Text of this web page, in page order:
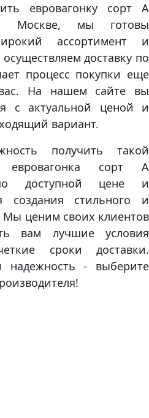
евровагонку сорт А
Москве, мы готовы
ассортимент и
доставку по
процесс покупки еще
На нашем сайте вы
с актуальной ценой и
вариант.
получить такой
евровагонка сорт А
доступной цене и
создания стильного и
Мы ценим своих клиентов
вам лучшие условия
сроки доставки.
надежность - выберите